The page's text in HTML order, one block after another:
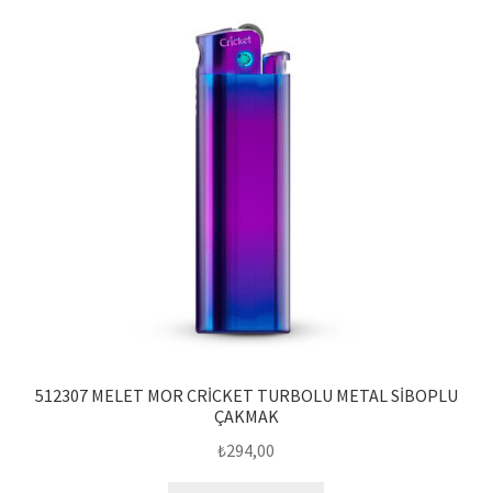
512307 MELET MOR CRİCKET TURBOLU METAL SİBOPLU
ÇAKMAK
₺294,00